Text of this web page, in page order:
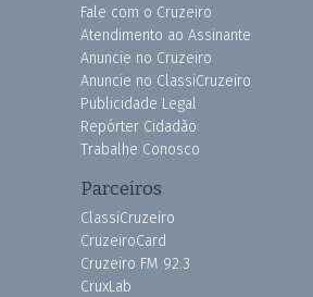
Fale com o Cruzeiro
Atendimento ao Assinante
Anuncie no Cruzeiro
Anuncie no ClassiCruzeiro
Publicidade Legal
Repórter Cidadão
Trabalhe Conosco
Parceiros
ClassiCruzeiro
CruzeiroCard
Cruzeiro FM 92.3
CruxLab